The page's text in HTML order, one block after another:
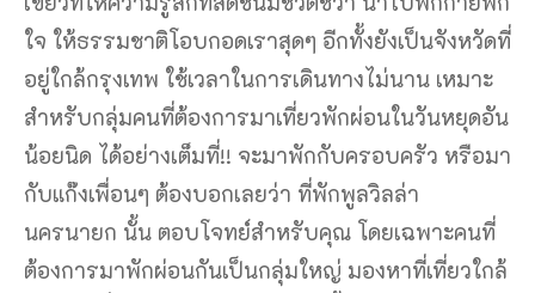
ใจ ให้ธรรมชาติโอบกอดเราสุดๆ อีกทั้งยังเป็นจังหวัดที่
อยู่ใกล้กรุงเทพ ใช้เวลาในการเดินทางไม่นาน เหมาะ
สำหรับกลุ่มคนที่ต้องการมาเที่ยวพักผ่อนในวันหยุดอัน
น้อยนิด ได้อย่างเต็มที่!! จะมาพักกับครอบครัว หรือมา
กับแก๊งเพื่อนๆ ต้องบอกเลยว่า ที่พักพูลวิลล่า
นครนายก นั้น ตอบโจทย์สำหรับคุณ โดยเฉพาะคนที่
ต้องการมาพักผ่อนกันเป็นกลุ่มใหญ่ มองหาที่เที่ยวใกล้